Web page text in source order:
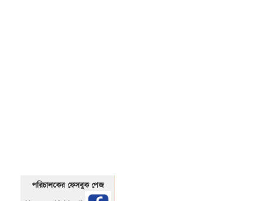
পরিচালকের ফেসবুক পেজ